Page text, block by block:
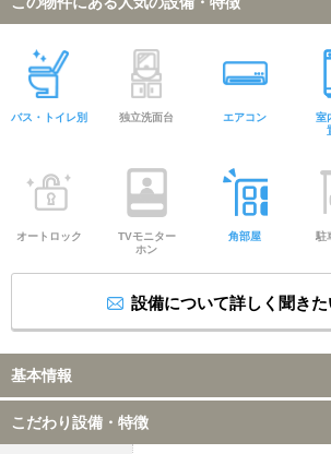
バス・トイレ別 独立洗面台 エアコン
室
オートロック
TVモニター
ホン
角部屋 駐
設備について詳しく聞きた
基本情報
こだわり設備・特徴